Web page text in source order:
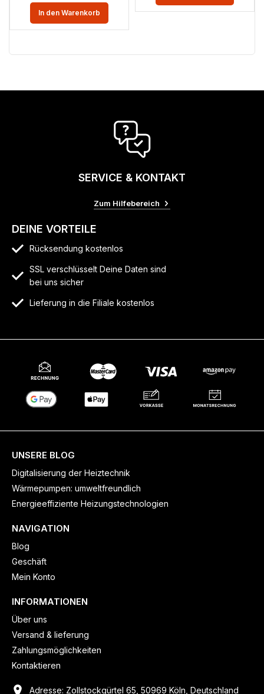
In den Warenkorb
SERVICE & KONTAKT
Zum Hilfebereich
DEINE VORTEILE
Rücksendung kostenlos
SSL verschlüsselt Deine Daten sind
bei uns sicher
Lieferung in die Filiale kostenlos
UNSERE BLOG
Digitalisierung der Heiztechnik
Wärmepumpen: umweltfreundlich
Energieeffiziente Heizungstechnologien
NAVIGATION
Blog
Geschäft
Mein Konto
INFORMATIONEN
Über uns
Versand & lieferung
Zahlungsmöglichkeiten
Kontaktieren
Adresse: Zollstockgürtel 65, 50969 Köln, Deutschland